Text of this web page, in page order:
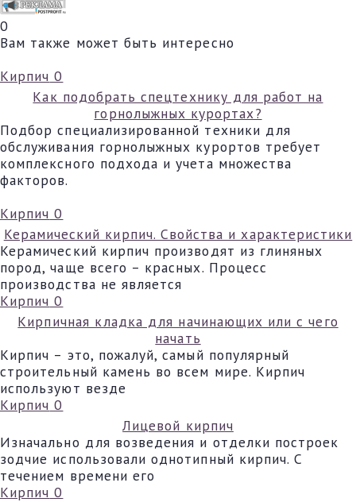
0
Вам также может быть интересно
Кирпич 0
Как подобрать спецтехнику для работ на
горнолыжных курортах?
Подбор специализированной техники для
обслуживания горнолыжных курортов требует
комплексного подхода и учета множества
факторов.
Кирпич 0
Керамический кирпич. Свойства и характеристики
Керамический кирпич производят из глиняных
пород, чаще всего – красных. Процесс
производства не является
Кирпич 0
Кирпичная кладка для начинающих или с чего
начать
Кирпич – это, пожалуй, самый популярный
строительный камень во всем мире. Кирпич
используют везде
Кирпич 0
Лицевой кирпич
Изначально для возведения и отделки построек
зодчие использовали однотипный кирпич. С
течением времени его
Кирпич 0